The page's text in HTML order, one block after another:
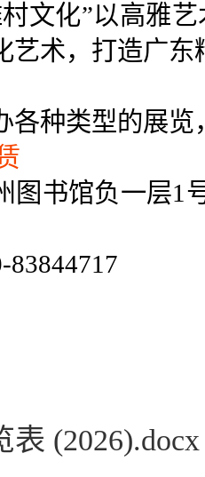
文化”以高雅
艺术，打造广东
各种类型的展
图书馆负一层1
83844717
(2026).docx